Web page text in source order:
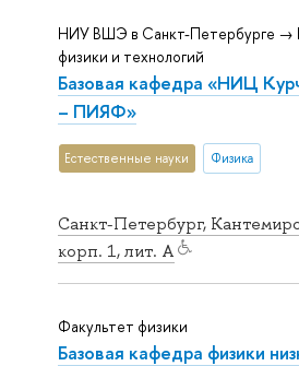
Санкт-Петербург,
корп. 1, лит. А
НИУ ВШЭ в Санкт-Петербурге →
физики и технологий
Базовая кафедра «НИЦ
– ПИЯФ»
Естественные науки Физика
Факультет физики
Базовая кафедра физики